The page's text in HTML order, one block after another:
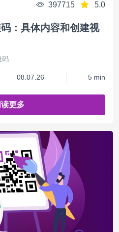
397715 5.0
：具体内容和创建视
码
08.07.26 5 min
更多